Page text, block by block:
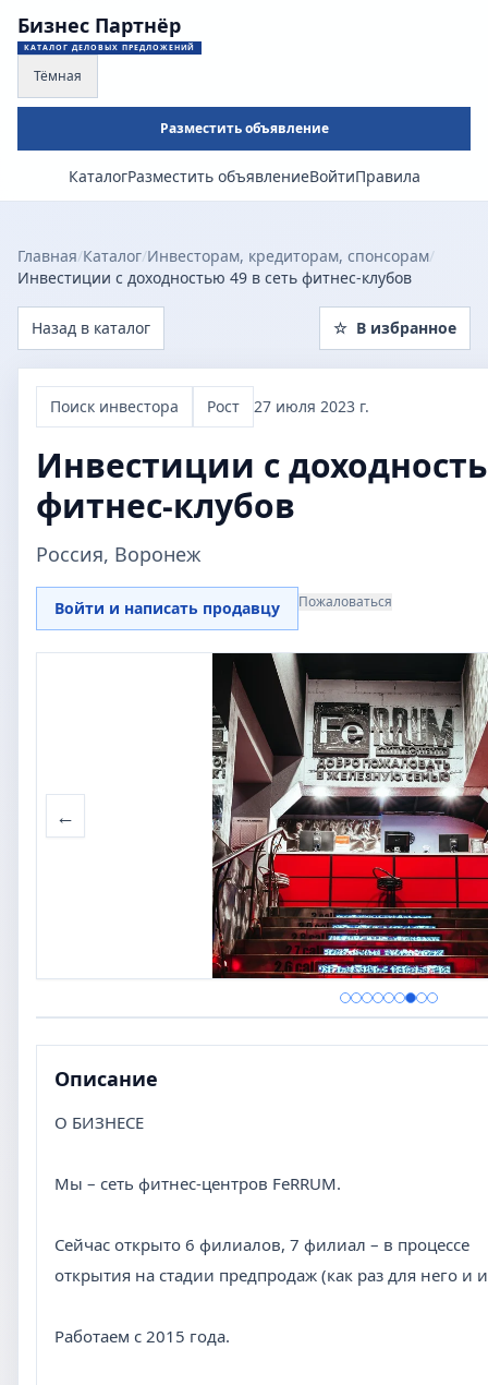
Бизнес Партнёр
КАТАЛОГ ДЕЛОВЫХ ПРЕДЛОЖЕНИЙ
Тёмная
Разместить объявление
КаталогРазместить объявлениеВойтиПравила
Главная/Каталог/Инвесторам, кредиторам, спонсорам/
Инвестиции с доходностью 49 в сеть фитнес-клубов
Назад в каталог ☆ В избранное
Поиск инвестора Рост 27 июля 2023 г.
Инвестиции с
фитнес-клубов
Россия, Воронеж
Войти и написать продавцу Пожаловаться
←
Описание
О БИЗНЕСЕ
Мы – сеть фитнес-центров FeRRUM.
Сейчас открыто 6 филиалов, 7 филиал – в процессе
открытия на стадии предпродаж (как раз для него
Работаем с 2015 года.